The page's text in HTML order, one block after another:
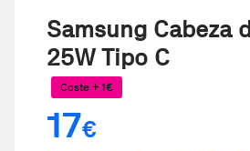
Samsung Cabeza
25W Tipo C
Coste + 1€
17€